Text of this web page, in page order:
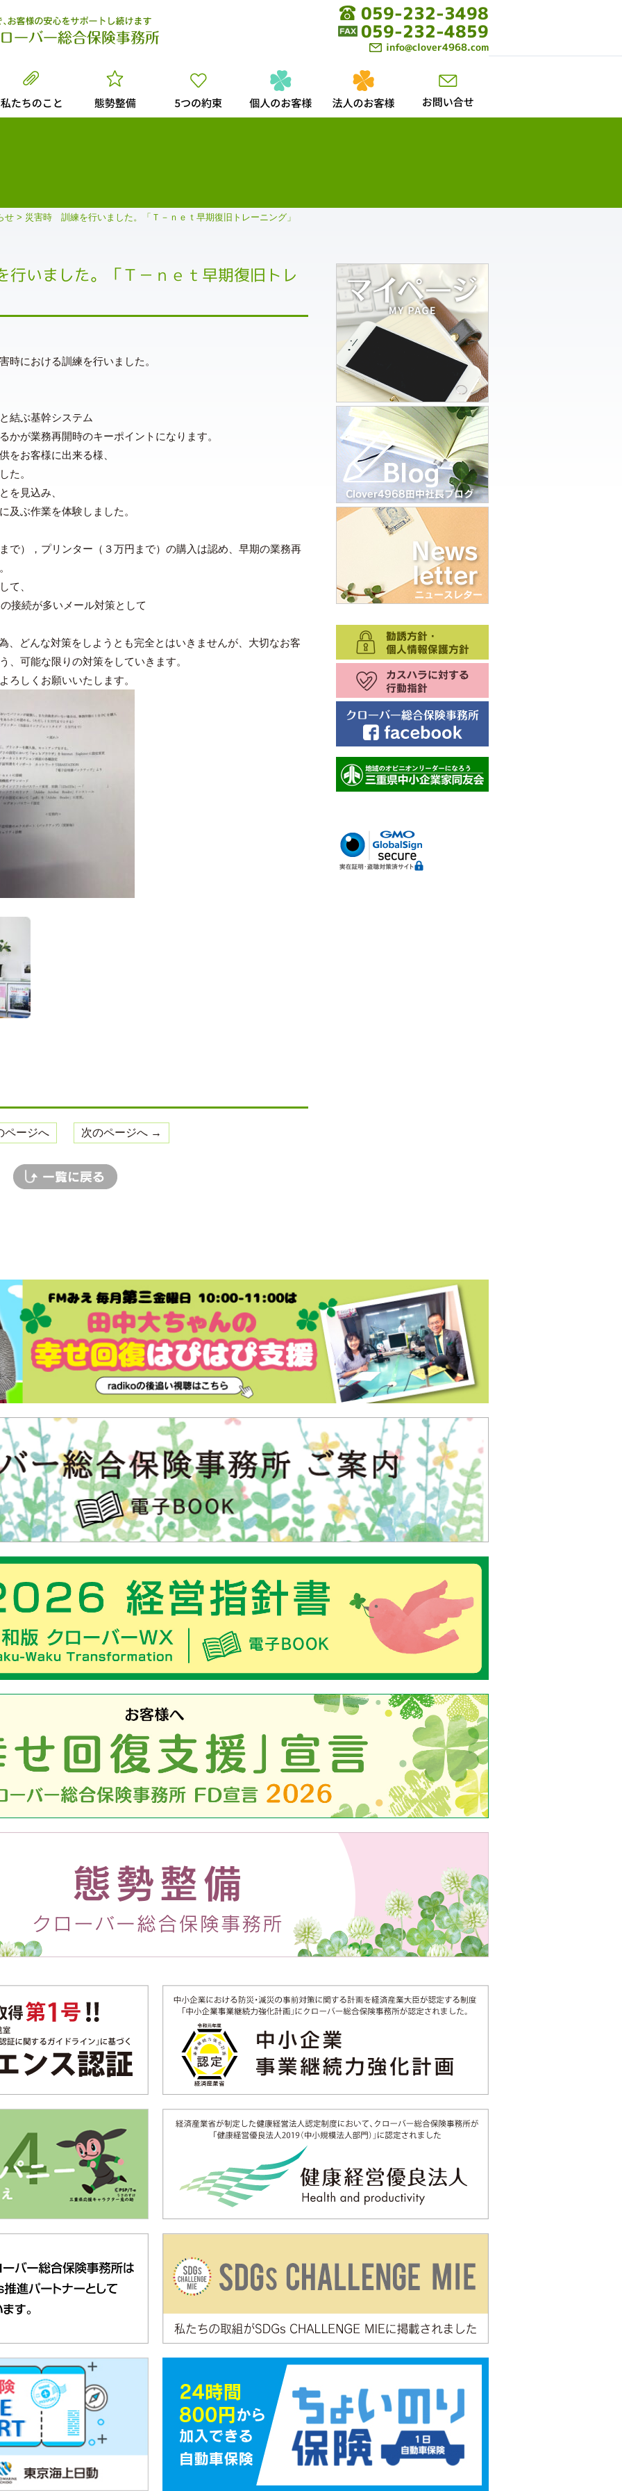
059-232-3498
059-232-4859
info@clover4968.com
せ > 災害時 訓練を行いました。「Ｔ－ｎｅｔ早期復旧トレーニング」
いました。「Ｔ－ｎｅｔ早期復旧トレ
時における訓練を行いました。
結ぶ基幹システム
かが業務再開時のキーポイントになります。
をお客様に出来る様、
た。
を見込み、
及ぶ作業を体験しました。
で），プリンター（３万円まで）の購入は認め、早期の業務再
て、
接続が多いメール対策として
、どんな対策をしようとも完全とはいきませんが、大切なお客
、可能な限りの対策をしていきます。
ろしくお願いいたします。
ージへ 次のページへ →